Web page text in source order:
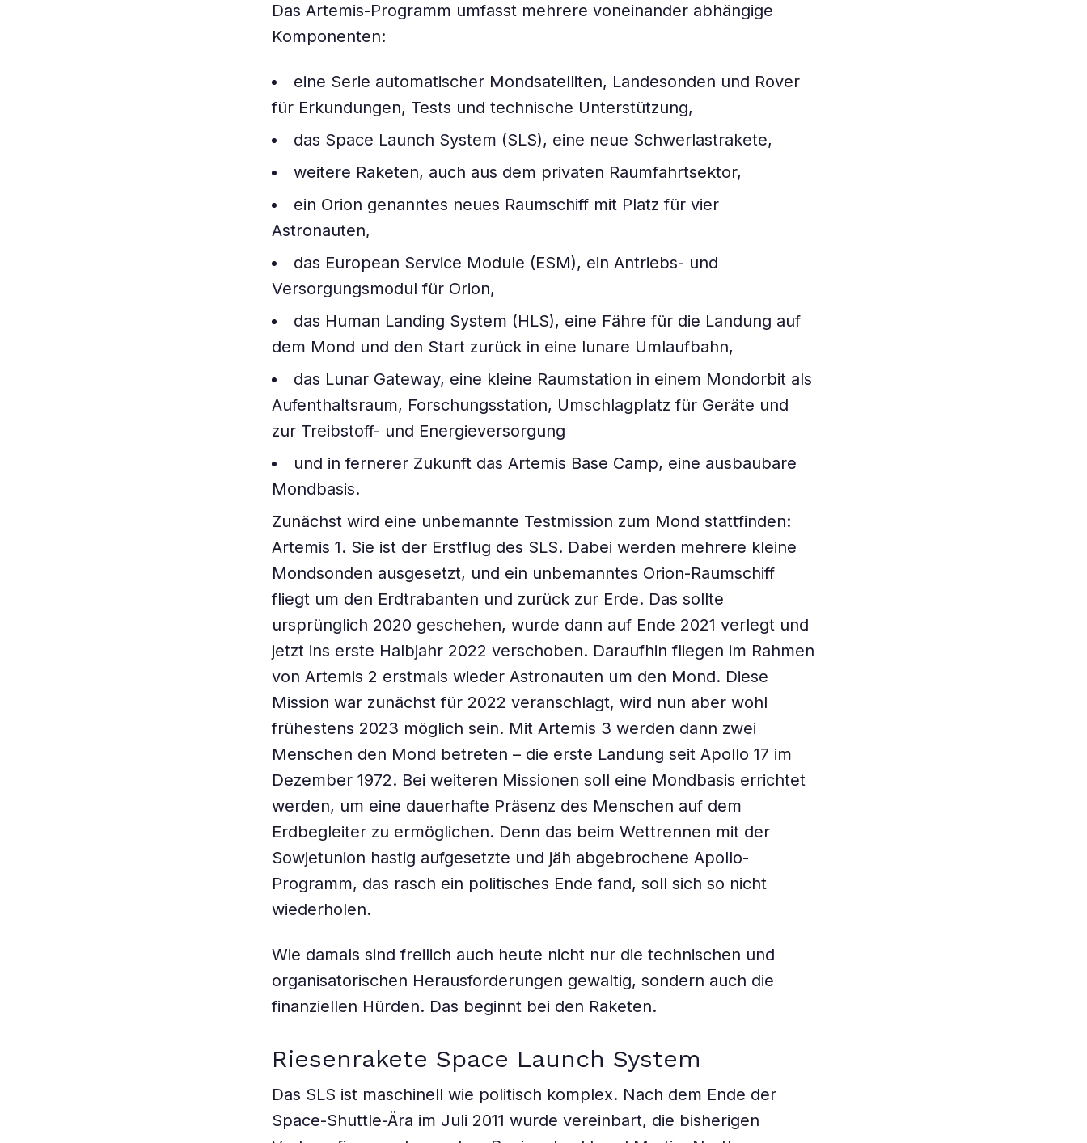
Das Artemis-Programm umfasst mehrere voneinander abhängige
Komponenten:
eine Serie automatischer Mondsatelliten, Landesonden und Rover
für Erkundungen, Tests und technische Unterstützung,
das Space Launch System (SLS), eine neue Schwerlastrakete,
weitere Raketen, auch aus dem privaten Raumfahrtsektor,
ein Orion genanntes neues Raumschiff mit Platz für vier
Astronauten,
das European Service Module (ESM), ein Antriebs- und
Versorgungsmodul für Orion,
das Human Landing System (HLS), eine Fähre für die Landung auf
dem Mond und den Start zurück in eine lunare Umlaufbahn,
das Lunar Gateway, eine kleine Raumstation in einem Mondorbit als
Aufenthaltsraum, Forschungsstation, Umschlagplatz für Geräte und
zur Treibstoff- und Energieversorgung
und in fernerer Zukunft das Artemis Base Camp, eine ausbaubare
Mondbasis.
Zunächst wird eine unbemannte Testmission zum Mond stattfinden:
Artemis 1. Sie ist der Erstflug des SLS. Dabei werden mehrere kleine
Mondsonden ausgesetzt, und ein unbemanntes Orion-Raumschiff
fliegt um den Erdtrabanten und zurück zur Erde. Das sollte
ursprünglich 2020 geschehen, wurde dann auf Ende 2021 verlegt und
jetzt ins erste Halbjahr 2022 verschoben. Daraufhin fliegen im Rahmen
von Artemis 2 erstmals wieder Astronauten um den Mond. Diese
Mission war zunächst für 2022 veranschlagt, wird nun aber wohl
frühestens 2023 möglich sein. Mit Artemis 3 werden dann zwei
Menschen den Mond betreten – die erste Landung seit Apollo 17 im
Dezember 1972. Bei weiteren Missionen soll eine Mondbasis errichtet
werden, um eine dauerhafte Präsenz des Menschen auf dem
Erdbegleiter zu ermöglichen. Denn das beim Wettrennen mit der
Sowjetunion hastig aufgesetzte und jäh abgebrochene Apollo-
Programm, das rasch ein politisches Ende fand, soll sich so nicht
wiederholen.
Wie damals sind freilich auch heute nicht nur die technischen und
organisatorischen Herausforderungen gewaltig, sondern auch die
finanziellen Hürden. Das beginnt bei den Raketen.
Riesenrakete Space Launch System
Das SLS ist maschinell wie politisch komplex. Nach dem Ende der
Space-Shuttle-Ära im Juli 2011 wurde vereinbart, die bisherigen